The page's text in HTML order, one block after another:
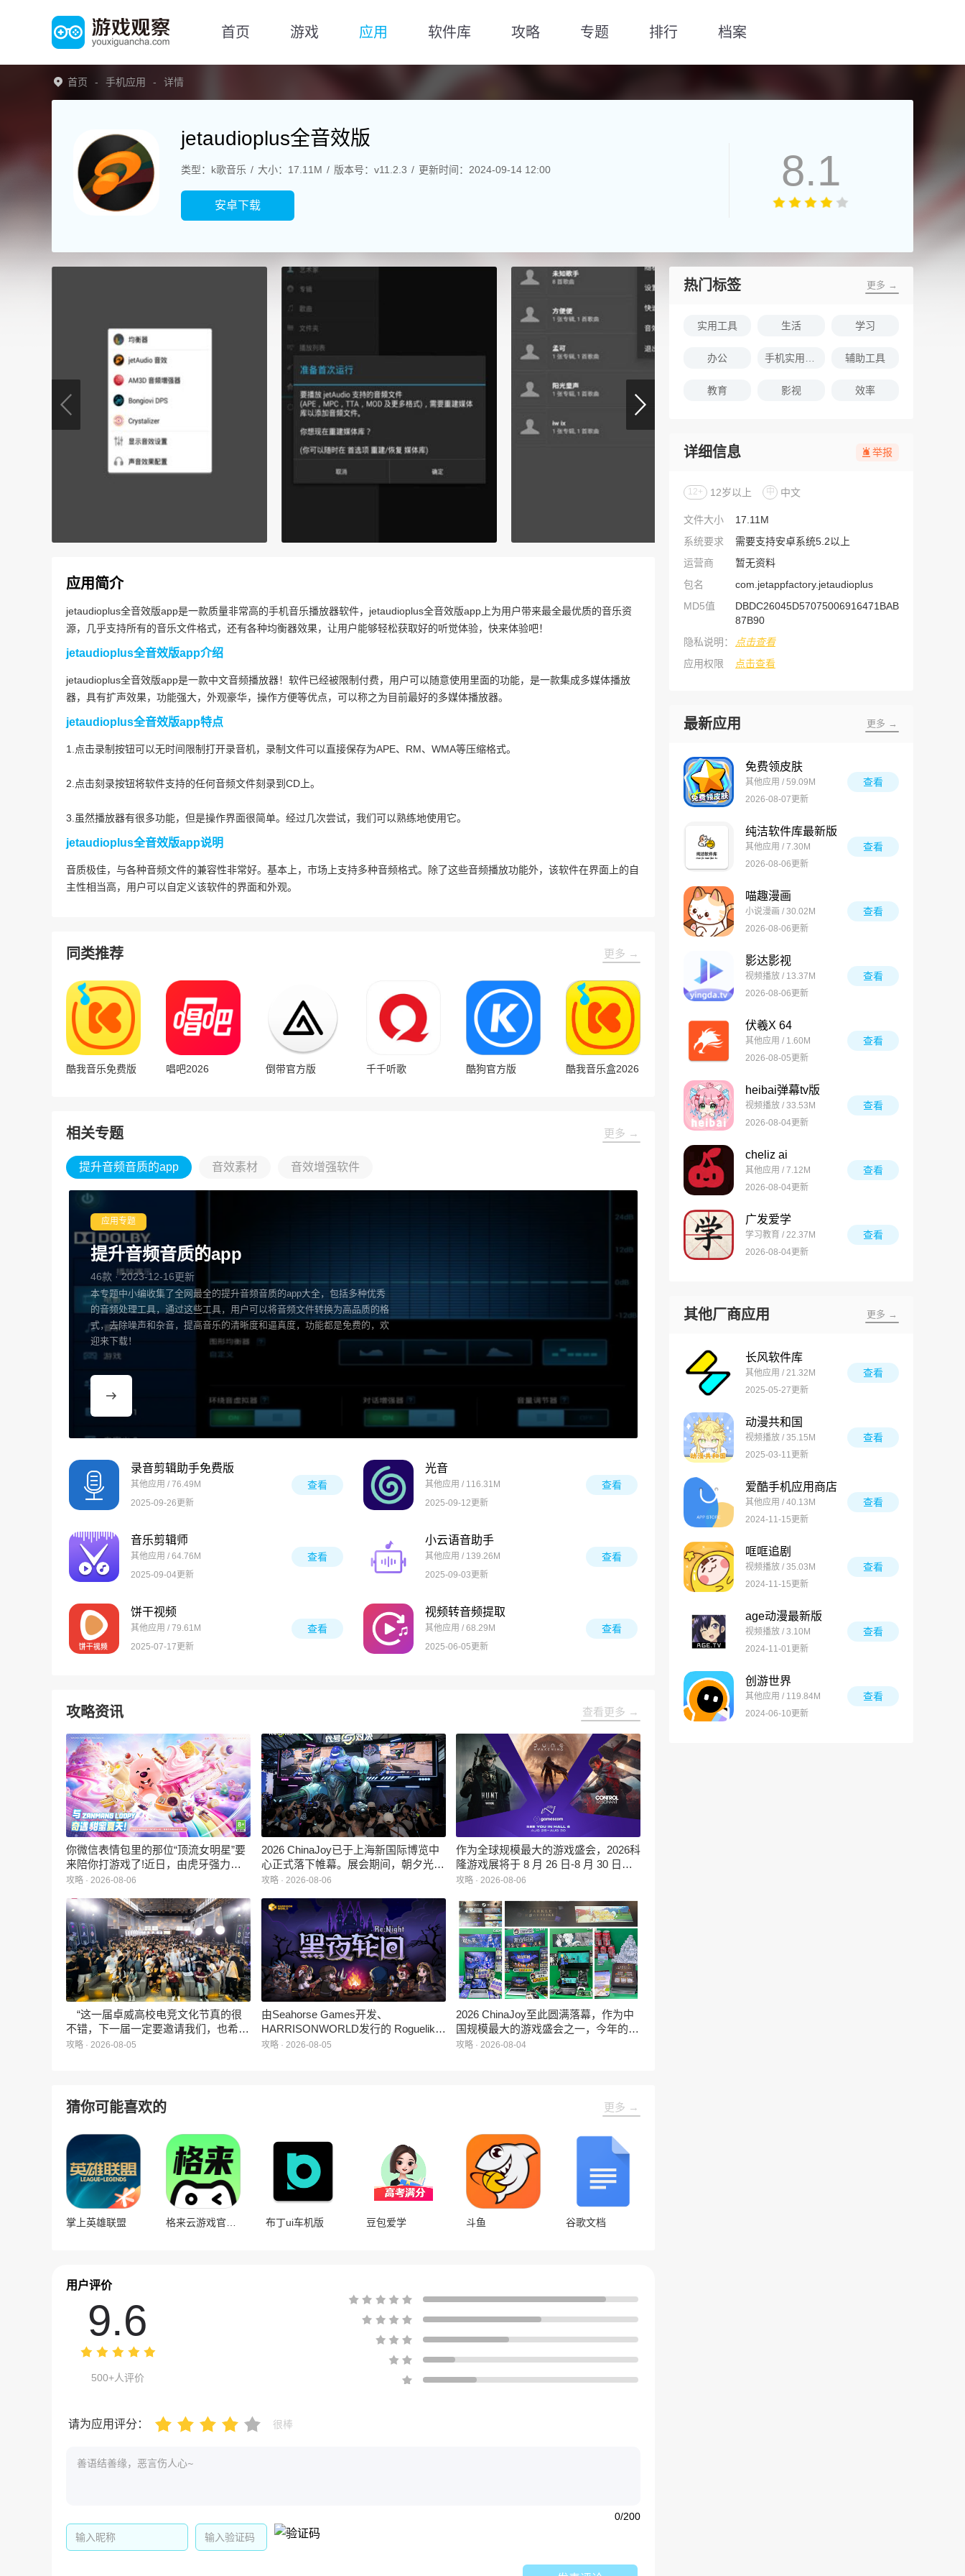
首页 游戏 应用 软件库 攻略 专题 排行 档案
首页 手机应用 详情
jetaudioplus全音效版
类型：k歌音乐 大小：17.11M 版本号：v11.2.3 更新时间：2024-09-14 12:00
安卓下载
8.1
应用简介
jetaudioplus全音效版app是一款质量非常高的手机音乐播放器软件，jetaudioplus全音效版app上为用户带来最全最优质的音乐资
源，几乎支持所有的音乐文件格式，还有各种均衡器效果，让用户能够轻松获取好的听觉体验，快来体验吧！
jetaudioplus全音效版app介绍
jetaudioplus全音效版app是一款中文音频播放器！软件已经被限制付费，用户可以随意使用里面的功能，是一款集成多媒体播放
器，具有扩声效果，功能强大，外观豪华，操作方便等优点，可以称之为目前最好的多媒体播放器。
jetaudioplus全音效版app特点
1.点击录制按钮可以无时间限制打开录音机，录制文件可以直接保存为APE、RM、WMA等压缩格式。
2.点击刻录按钮将软件支持的任何音频文件刻录到CD上。
3.虽然播放器有很多功能，但是操作界面很简单。经过几次尝试，我们可以熟练地使用它。
jetaudioplus全音效版app说明
音质极佳，与各种音频文件的兼容性非常好。基本上，市场上支持多种音频格式。除了这些音频播放功能外，该软件在界面上的自
主性相当高，用户可以自定义该软件的界面和外观。
同类推荐 更多 →
酷我音乐免费版 唱吧2026 倒带官方版 千千听歌 酷狗官方版 酷我音乐盒2026
相关专题 更多 →
提升音频音质的app 音效素材 音效增强软件
应用专题
提升音频音质的app
46款 · 2023-12-16更新
本专题中小编收集了全网最全的提升音频音质的app大全，包括多种优秀
的音频处理工具，通过这些工具，用户可以将音频文件转换为高品质的格
式，去除噪声和杂音，提高音乐的清晰度和逼真度，功能都是免费的，欢
迎来下载！
录音剪辑助手免费版
其他应用 / 76.49M
2025-09-26更新
查看
光音
其他应用 / 116.31M
2025-09-12更新
查看
音乐剪辑师
其他应用 / 64.76M
2025-09-04更新
查看
小云语音助手
其他应用 / 139.26M
2025-09-03更新
查看
饼干视频
其他应用 / 79.61M
2025-07-17更新
查看
视频转音频提取
其他应用 / 68.29M
2025-06-05更新
查看
攻略资讯 查看更多 →
你微信表情包里的那位“顶流女明星”要
来陪你打游戏了!近日，由虎牙强力发
行、正版Zanmang Loopy(赞萌露比)IP
遇》正式曝光。这款产品巧妙融合了
3D立体消除、模拟经营与丰富的互动
社交玩法，准备为广大玩家和
ZANMANG LOOPY粉丝们带来一场视
觉与味觉的双重“奇遇”。
攻略 · 2026-08-06
2026 ChinaJoy已于上海新国际博览中
心正式落下帷幕。展会期间，朝夕光年
旗下蓝海工作室自研的多英雄策略射击
相，并向玩家开放试玩。
攻略 · 2026-08-06
作为全球规模最大的游戏盛会，2026科
隆游戏展将于 8 月 26 日-8 月 30 日在
德国举行。日前，科隆游戏展官方宣
罄，这也是科隆游戏展办展史上首次出
现展位一席难求的情况。
攻略 · 2026-08-06
“这一届卓威高校电竞文化节真的很
不错，下一届一定要邀请我们，也希望
能给更多同学一个来到现场的机会。”
攻略 · 2026-08-05
由Seahorse Games开发、
HARRISONWORLD发行的 Roguelike
卡牌战棋游戏 《黑夜轮回》于2026年8
攻略 · 2026-08-05
2026 ChinaJoy至此圆满落幕，作为中
国规模最大的游戏盛会之一，今年的展
馆依旧汇聚了来自全球的游戏厂商、媒
流互动，共同度过了充满欢笑与惊喜的
攻略 · 2026-08-04
猜你可能喜欢的 更多 →
掌上英雄联盟 布丁ui车机版 豆包爱学 斗鱼 谷歌文档
用户评价
9.6
500+人评价
请为应用评分： 很棒
0/200
热门标签 更多 →
实用工具 生活 学习
办公 辅助工具
教育 影视 效率
详细信息 举报
12+ 12岁以上 中 中文
文件大小
17.11M
系统要求
需要支持安卓系统5.2以上
运营商
暂无资料
包名
com.jetappfactory.jetaudioplus
MD5值
DBDC26045D57075006916471BAB
87B90
隐私说明：
点击查看
应用权限
点击查看
最新应用 更多 →
免费领皮肤
其他应用 / 59.09M
2026-08-07更新
查看
纯洁软件库最新版
其他应用 / 7.30M
2026-08-06更新
查看
喵趣漫画
小说漫画 / 30.02M
2026-08-06更新
查看
影达影视
视频播放 / 13.37M
2026-08-06更新
查看
伏羲X 64
其他应用 / 1.60M
2026-08-05更新
查看
heibai弹幕tv版
视频播放 / 33.53M
2026-08-04更新
查看
cheliz ai
其他应用 / 7.12M
2026-08-04更新
查看
广发爱学
学习教育 / 22.37M
2026-08-04更新
查看
其他厂商应用 更多 →
长风软件库
其他应用 / 21.32M
2025-05-27更新
查看
动漫共和国
视频播放 / 35.15M
2025-03-11更新
查看
爱酷手机应用商店
其他应用 / 40.13M
2024-11-15更新
查看
哐哐追剧
视频播放 / 35.03M
2024-11-15更新
查看
age动漫最新版
视频播放 / 3.10M
2024-11-01更新
查看
创游世界
其他应用 / 119.84M
2024-06-10更新
查看